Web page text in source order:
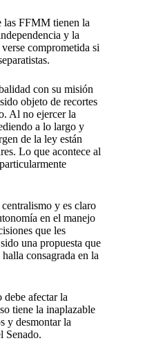
las FFMM tienen la
y la
comprometida si
con su misión
objeto de recortes
Al no ejercer la
a lo largo y
de la ley están
Lo que acontece al
y es claro
en el manejo
que les
una propuesta que
consagrada en la
afectar la
tiene la inaplazable
y desmontar la
Senado.